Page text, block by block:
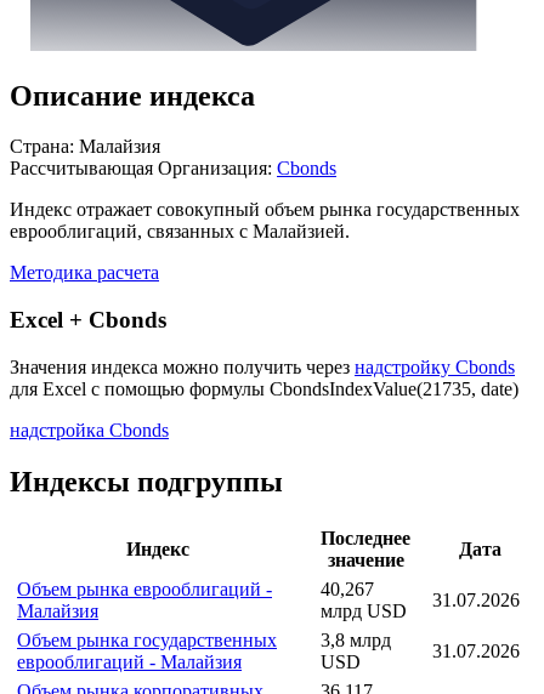
Описание индекса
Страна: Малайзия
Рассчитывающая Организация: Cbonds
Индекс отражает совокупный объем рынка государственных
еврооблигаций, связанных с Малайзией.
Методика расчета
Excel + Cbonds
Значения индекса можно получить через надстройку Cbonds
для Excel с помощью формулы CbondsIndexValue(21735, date)
надстройка Cbonds
Индексы подгруппы
Индекс
Последнее
значение
Дата
Объем рынка еврооблигаций -
Малайзия
40,267
млрд USD
31.07.2026
Объем рынка государственных
еврооблигаций - Малайзия
3,8 млрд
USD
31.07.2026